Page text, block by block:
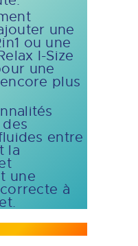
une
ou une
I-Size
une
plus
entre
la
une
à